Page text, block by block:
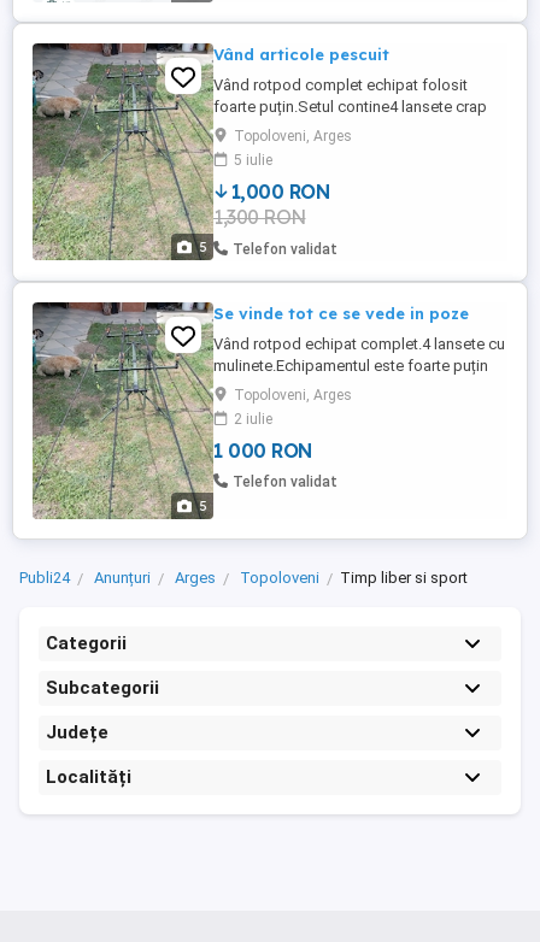
5
Vând articole pescuit
Vând rotpod complet echipat folosit
foarte puțin.Setul contine4 lansete crap
senzori mulinete .Nu trimit prin
curier.Ridicare din Topoloveni Arges.Tel
Topoloveni, Arges
5 iulie
1,000 RON
1,300 RON
Telefon validat
5
Se vinde tot ce se vede in poze
Vând rotpod echipat complet.4 lansete cu
mulinete.Echipamentul este foarte puțin
folosi.Pret 1500 lei negociabil.Nu trimit
prin. Curier.Ridicare personala din
Topoloveni Arges
Topoloveni, Arges
2 iulie
1 000 RON
Telefon validat
Publi24 Anunțuri Arges Topoloveni Timp liber si sport
Categorii
Subcategorii
Județe
Localități